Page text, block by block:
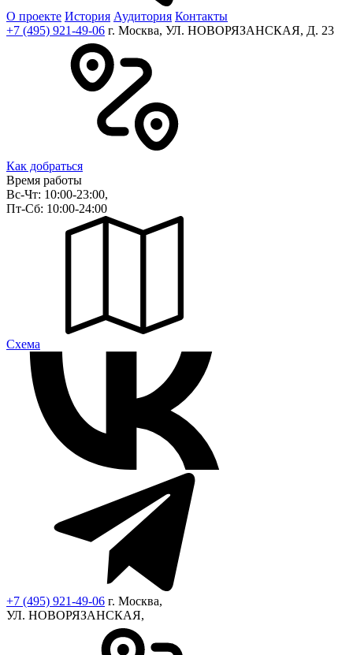
О проекте История Аудитория Контакты
+7 (495) 921-49-06 г. Москва, УЛ. НОВОРЯЗАНСКАЯ, Д. 23
Как добраться
Время работы
Вс-Чт: 10:00-23:00,
Пт-Сб: 10:00-24:00
Cхема
+7 (495) 921-49-06 г. Москва,
УЛ. НОВОРЯЗАНСКАЯ,